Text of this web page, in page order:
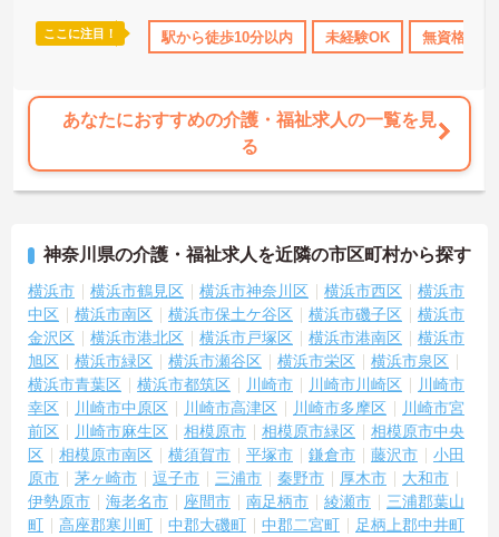
年間休日110日以上 ブランクOK 資格取得サポート 研修制度
ここに注目！ 駅から徒歩10分以内 未経験OK 無資格OK
あなたにおすすめの介護・福祉求人の一覧を見
る
神奈川県の介護・福祉求人を近隣の市区町村から探す
横浜市 横浜市鶴見区 横浜市神奈川区 横浜市西区
横浜市
中区
横浜市南区 横浜市保土ケ谷区 横浜市磯子区
横浜市
金沢区
横浜市港北区 横浜市戸塚区 横浜市港南区
横浜市
旭区
横浜市緑区 横浜市瀬谷区 横浜市栄区
横浜市泉区
横浜市青葉区
横浜市都筑区 川崎市 川崎市川崎区
川崎市
幸区
川崎市中原区 川崎市高津区 川崎市多摩区
川崎市宮
前区
川崎市麻生区 相模原市 相模原市緑区
相模原市中央
区
相模原市南区 横須賀市 平塚市 鎌倉市 藤沢市
小田
原市
茅ヶ崎市 逗子市 三浦市 秦野市 厚木市
大和市
伊勢原市
海老名市 座間市 南足柄市 綾瀬市
三浦郡葉山
町
高座郡寒川町 中郡大磯町 中郡二宮町
足柄上郡中井町